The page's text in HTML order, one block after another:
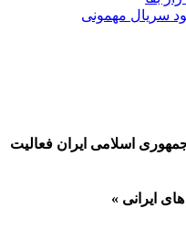
اسلامی ایران فعالیت
ایرانی »